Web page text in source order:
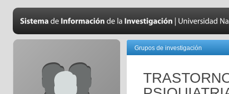
Grupos de investigación